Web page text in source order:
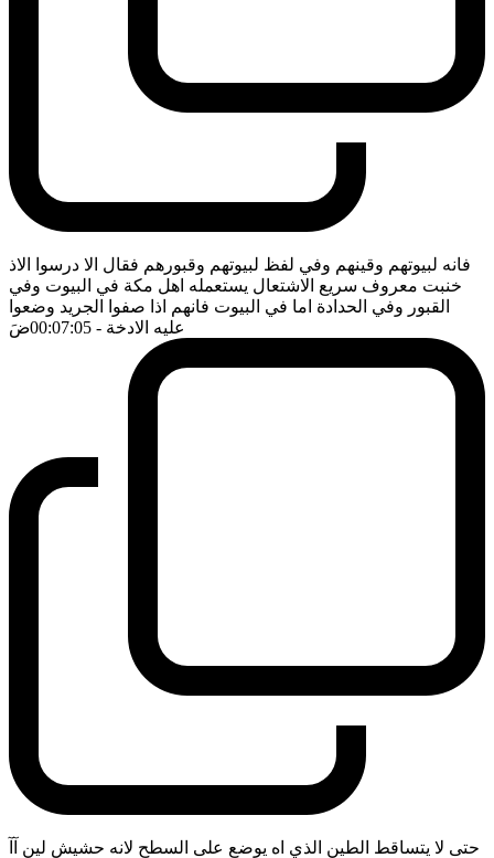
فانه لبيوتهم وقينهم وفي لفظ لبيوتهم وقبورهم فقال الا درسوا الاذ
خنبت معروف سريع الاشتعال يستعمله اهل مكة في البيوت وفي
القبور وفي الحدادة اما في البيوت فانهم اذا صفوا الجريد وضعوا
عليه الادخة - 00:07:05 ضَ
حتى لا يتساقط الطين الذي اه يوضع على السطح لانه حشيش لين آآ